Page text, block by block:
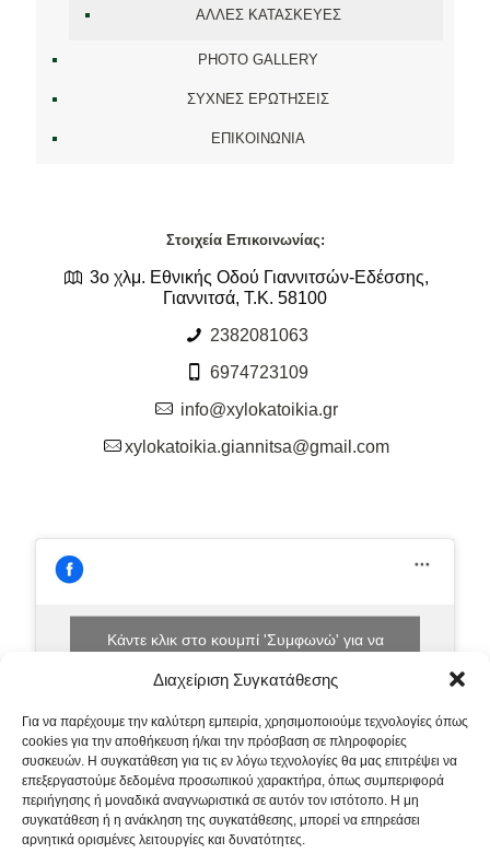
Διαχείριση Συγκατάθεσης
Για να παρέχουμε την καλύτερη εμπειρία, χρησιμοποιούμε τεχνολογίες όπως
cookies για την αποθήκευση ή/και την πρόσβαση σε πληροφορίες
συσκευών. Η συγκατάθεση για τις εν λόγω τεχνολογίες θα μας επιτρέψει να
επεξεργαστούμε δεδομένα προσωπικού χαρακτήρα, όπως συμπεριφορά
περιήγησης ή μοναδικά αναγνωριστικά σε αυτόν τον ιστότοπο. Η μη
συγκατάθεση ή η ανάκληση της συγκατάθεσης, μπορεί να επηρεάσει
αρνητικά ορισμένες λειτουργίες και δυνατότητες.
ΑΛΛΕΣ ΚΑΤΑΣΚΕΥΕΣ
PHOTO GALLERY
ΣΥΧΝΕΣ ΕΡΩΤΗΣΕΙΣ
ΕΠΙΚΟΙΝΩΝΙΑ
Στοιχεία Επικοινωνίας:
3ο χλμ. Εθνικής Οδού Γιαννιτσών-Εδέσσης,
Γιαννιτσά, Τ.Κ. 58100
2382081063
6974723109
info@xylokatoikia.gr
xylokatoikia.giannitsa@gmail.com
Κάντε κλικ στο κουμπί 'Συμφωνώ' για να
Πολιτική Cookies
Συμφωνώ